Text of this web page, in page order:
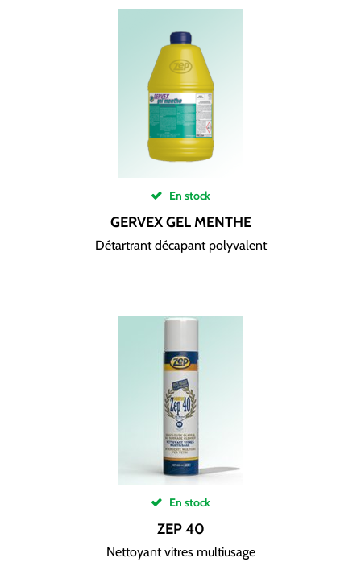
En stock
GERVEX GEL MENTHE
Détartrant décapant polyvalent
En stock
ZEP 40
Nettoyant vitres multiusage